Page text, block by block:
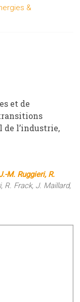
&
et de
de l’industrie,
M. Ruggieri, R.
Frack, J. Maillard,